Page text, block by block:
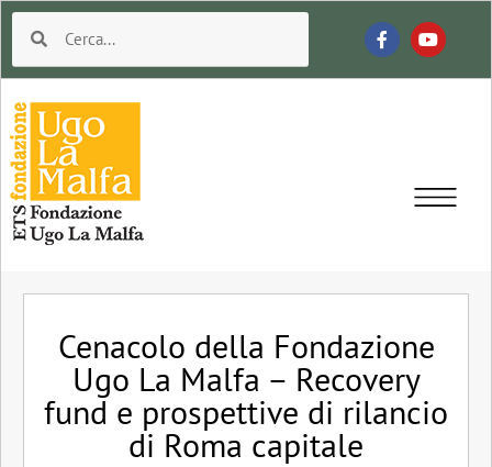
Cenacolo della Fondazione
Ugo La Malfa – Recovery
fund e prospettive di rilancio
di Roma capitale